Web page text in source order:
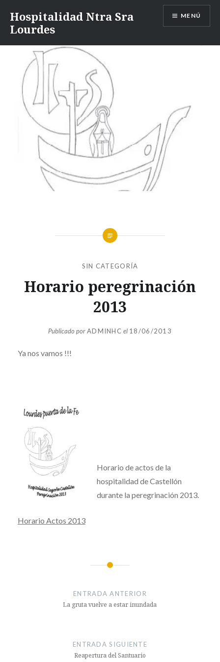
contenido
Hospitalidad Ntra Sra
Lourdes
MENÚ
SIN CATEGORÍA
Horario peregrinación
2013
Publicado porADMINHC el 18/06/2013
Ya nos vamos !!!
Horario de actos de la
hospitalidad de Castellón
durante la peregrinación 2013.
Horario Actos 2013
ENTRADA ANTERIOR
La gruta vuelve a estar inundada
ENTRADA SIGUIENTE
Reapertura del Santuario